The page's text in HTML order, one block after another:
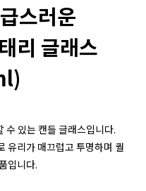
스러운
리 글래스
수 있는 캔들 글래스입니다.
유리가 매끄럽고 투명하며 퀄
입니다.